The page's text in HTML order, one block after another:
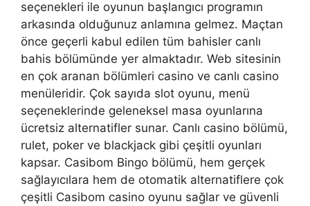
seçenekleri ile oyunun başlangıcı programın
arkasında olduğunuz anlamına gelmez. Maçtan
önce geçerli kabul edilen tüm bahisler canlı
bahis bölümünde yer almaktadır. Web sitesinin
en çok aranan bölümleri casino ve canlı casino
menüleridir. Çok sayıda slot oyunu, menü
seçeneklerinde geleneksel masa oyunlarına
ücretsiz alternatifler sunar. Canlı casino bölümü,
rulet, poker ve blackjack gibi çeşitli oyunları
kapsar. Casibom Bingo bölümü, hem gerçek
sağlayıcılara hem de otomatik alternatiflere çok
çeşitli Casibom casino oyunu sağlar ve güvenli